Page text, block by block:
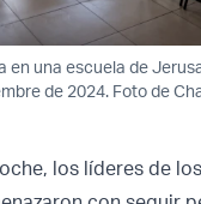
en una escuela de
de 2024. Foto de
los líderes de